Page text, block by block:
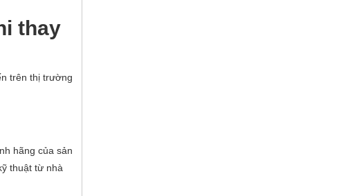
thay
trên thị trường
hãng của sản
thuật từ nhà